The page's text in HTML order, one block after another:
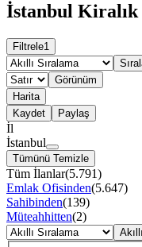
İstanbul
Filtrele1
Görünüm
Harita
Kaydet
Paylaş
İl
İstanbul
Tümünü Temizle
Tüm İlanlar(5.791)
Emlak Ofisinden(5.647)
Sahibinden(139)
Müteahhitten(2)